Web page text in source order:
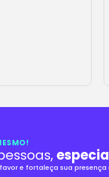
e fortaleça sua